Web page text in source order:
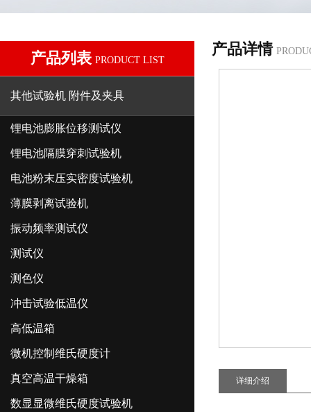
产品列表 PRODUCT LIST
其他试验机 附件及夹具
锂电池膨胀位移测试仪
锂电池隔膜穿刺试验机
电池粉末压实密度试验机
薄膜剥离试验机
振动频率测试仪
测试仪
测色仪
冲击试验低温仪
高低温箱
微机控制维氏硬度计
真空高温干燥箱
数显显微维氏硬度试验机
产品详情
详细介绍